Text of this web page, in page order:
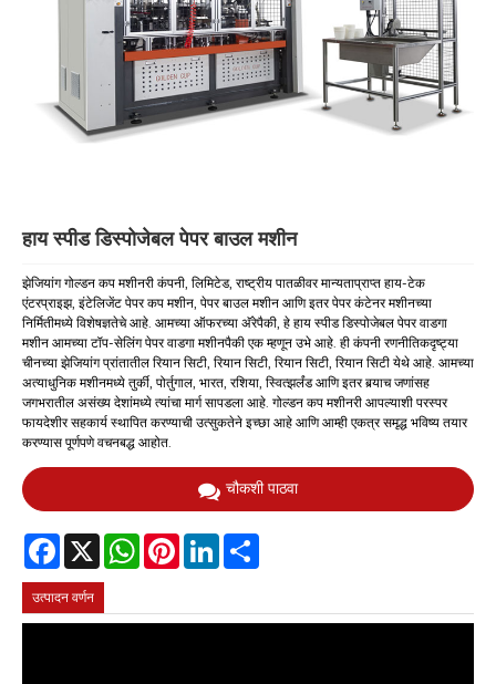
हाय स्पीड डिस्पोजेबल पेपर बाउल मशीन
झेजियांग गोल्डन कप मशीनरी कंपनी, लिमिटेड, राष्ट्रीय पातळीवर मान्यताप्राप्त हाय-टेक
एंटरप्राइझ, इंटेलिजेंट पेपर कप मशीन, पेपर बाउल मशीन आणि इतर पेपर कंटेनर मशीनच्या
निर्मितीमध्ये विशेषज्ञतेचे आहे. आमच्या ऑफरच्या अ‍ॅरेपैकी, हे हाय स्पीड डिस्पोजेबल पेपर वाडगा
मशीन आमच्या टॉप-सेलिंग पेपर वाडगा मशीनपैकी एक म्हणून उभे आहे. ही कंपनी रणनीतिकदृष्ट्या
चीनच्या झेजियांग प्रांतातील रियान सिटी, रियान सिटी, रियान सिटी, रियान सिटी येथे आहे. आमच्या
अत्याधुनिक मशीनमध्ये तुर्की, पोर्तुगाल, भारत, रशिया, स्वित्झर्लंड आणि इतर बर्‍याच जणांसह
जगभरातील असंख्य देशांमध्ये त्यांचा मार्ग सापडला आहे. गोल्डन कप मशीनरी आपल्याशी परस्पर
फायदेशीर सहकार्य स्थापित करण्याची उत्सुकतेने इच्छा आहे आणि आम्ही एकत्र समृद्ध भविष्य तयार
करण्यास पूर्णपणे वचनबद्ध आहोत.
चौकशी पाठवा
Facebook
X WhatsAppPinterestLinkedIn
उत्पादन वर्णन